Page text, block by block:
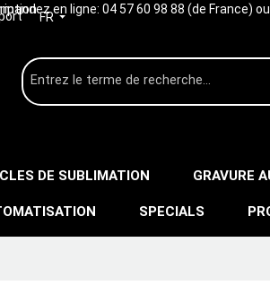
en ligne: 04 57 60 98 88 (de France)
FR
DE SUBLIMATION GRAVURE
SPECIALS